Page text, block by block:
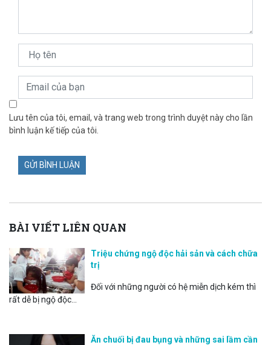
Lưu tên của tôi, email, và trang web trong trình duyệt này cho lần
bình luận kế tiếp của tôi.
BÀI VIẾT LIÊN QUAN
Triệu chứng ngộ độc hải sản và cách chữa
trị
Đối với những người có hệ miễn dịch kém thì
rất dễ bị ngộ độc...
Ăn chuối bị đau bụng và những sai lầm cần